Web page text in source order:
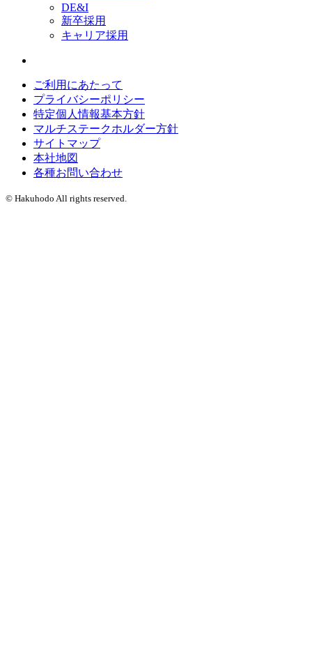
DE&I
新卒採用
キャリア採用
ご利用にあたって
プライバシーポリシー
特定個人情報基本方針
マルチステークホルダー方針
サイトマップ
本社地図
各種お問い合わせ
© Hakuhodo All rights reserved.